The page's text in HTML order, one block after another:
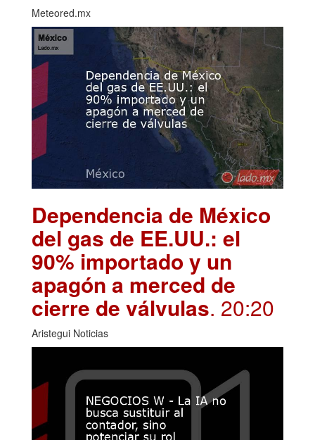
Meteored.mx
Dependencia de México
del gas de EE.UU.: el
90% importado y un
apagón a merced de
cierre de válvulas. 20:20
Aristegui Noticias